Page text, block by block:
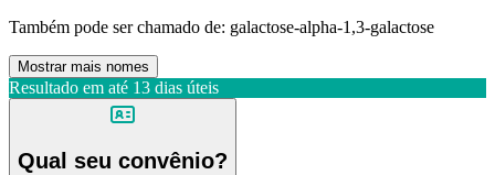
Também pode ser chamado de: galactose-alpha-1,3-galactose
Mostrar mais nomes
Resultado em até 13 dias úteis
Qual seu convênio?